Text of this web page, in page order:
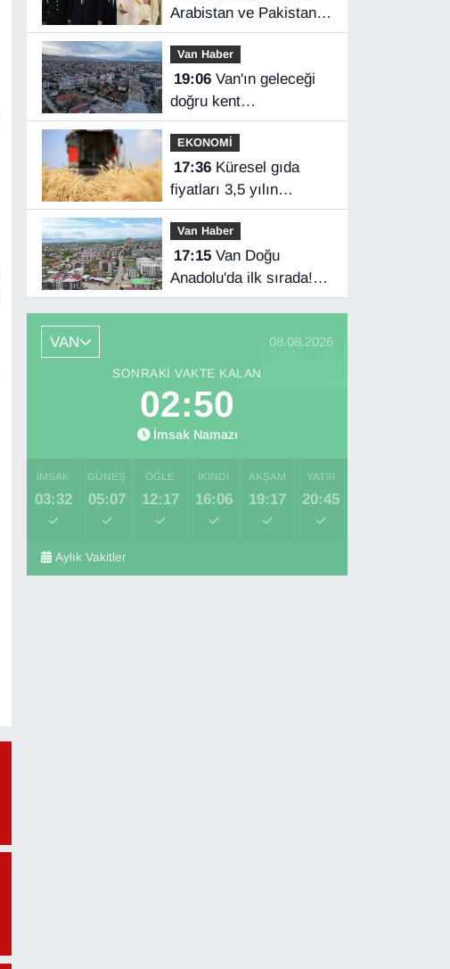
Arabistan ve Pakistan
üçlü savunma
anlaşması imzaladı
Van Haber
19:06Van'ın geleceği
doğru kent
planlamasında
EKONOMİ
17:36Küresel gıda
fiyatları 3,5 yılın
zirvesinde
Van Haber
17:15Van Doğu
Anadolu'da ilk sırada!
Bakanlık verileri
VAN
08.08.2026
SONRAKI VAKTE KALAN
02:49
İmsak Namazı
İMSAK
03:32
GÜNEŞ
05:07
ÖĞLE
12:17
İKINDI
16:06
AKŞAM
19:17
YATSI
20:45
Aylık Vakitler